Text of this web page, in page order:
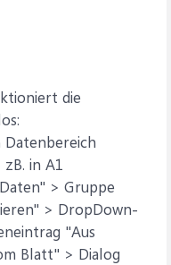
die
Datenbereich
in A1
> Gruppe
> DropDown-
"Aus
Blatt" > Dialog